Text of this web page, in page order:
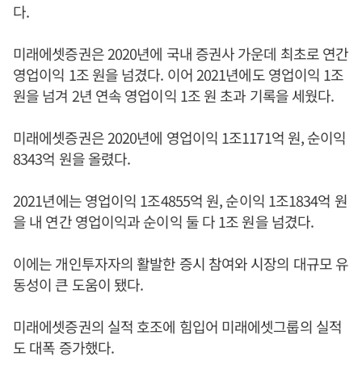
다.
미래에셋증권은 2020년에 국내 증권사 가운데 최초로 연간
영업이익 1조 원을 넘겼다. 이어 2021년에도 영업이익 1조
원을 넘겨 2년 연속 영업이익 1조 원 초과 기록을 세웠다.
미래에셋증권은 2020년에 영업이익 1조1171억 원, 순이익
8343억 원을 올렸다.
2021년에는 영업이익 1조4855억 원, 순이익 1조1834억 원
을 내 연간 영업이익과 순이익 둘 다 1조 원을 넘겼다.
이에는 개인투자자의 활발한 증시 참여와 시장의 대규모 유
동성이 큰 도움이 됐다.
미래에셋증권의 실적 호조에 힘입어 미래에셋그룹의 실적
도 대폭 증가했다.